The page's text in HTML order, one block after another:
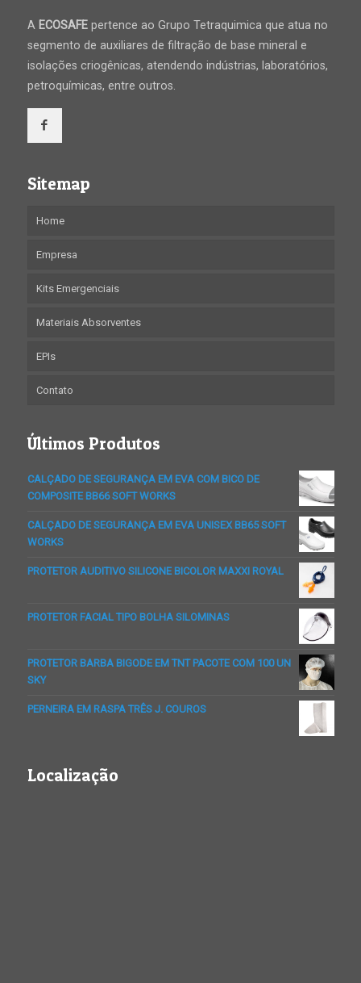
A ECOSAFEpertence ao Grupo Tetraquimica que atua no
segmento de auxiliares de filtração de base mineral e
isolações criogênicas, atendendo indústrias, laboratórios,
petroquímicas, entre outros.
Sitemap
Home
Empresa
Kits Emergenciais
Materiais Absorventes
EPIs
Contato
Últimos Produtos
CALÇADO DE SEGURANÇA EM EVA COM BICO DE
COMPOSITE BB66 SOFT WORKS
CALÇADO DE SEGURANÇA EM EVA UNISEX BB65 SOFT
WORKS
PROTETOR AUDITIVO SILICONE BICOLOR MAXXI ROYAL
PROTETOR FACIAL TIPO BOLHA SILOMINAS
PROTETOR BARBA BIGODE EM TNT PACOTE COM 100 UN
SKY
PERNEIRA EM RASPA TRÊS J. COUROS
Localização